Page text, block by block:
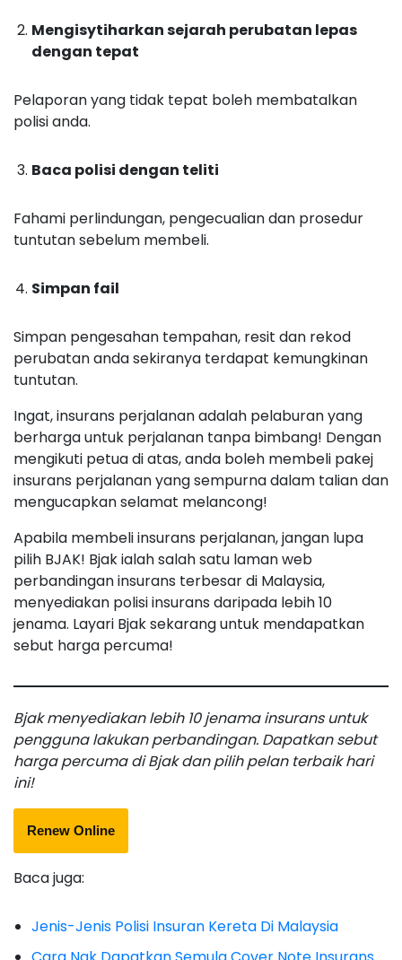
Mengisytiharkan sejarah perubatan lepas
dengan tepat
Pelaporan yang tidak tepat boleh membatalkan
polisi anda.
Baca polisi dengan teliti
Fahami perlindungan, pengecualian dan prosedur
tuntutan sebelum membeli.
Simpan fail
Simpan pengesahan tempahan, resit dan rekod
perubatan anda sekiranya terdapat kemungkinan
tuntutan.
Ingat, insurans perjalanan adalah pelaburan yang
berharga untuk perjalanan tanpa bimbang! Dengan
mengikuti petua di atas, anda boleh membeli pakej
insurans perjalanan yang sempurna dalam talian dan
mengucapkan selamat melancong!
Apabila membeli insurans perjalanan, jangan lupa
pilih BJAK! Bjak ialah salah satu laman web
perbandingan insurans terbesar di Malaysia,
menyediakan polisi insurans daripada lebih 10
jenama. Layari Bjak sekarang untuk mendapatkan
sebut harga percuma!
Bjak menyediakan lebih 10 jenama insurans untuk
pengguna lakukan perbandingan. Dapatkan sebut
harga percuma di Bjak dan pilih pelan terbaik hari
ini!
Renew Online
Baca juga:
Jenis-Jenis Polisi Insuran Kereta Di Malaysia